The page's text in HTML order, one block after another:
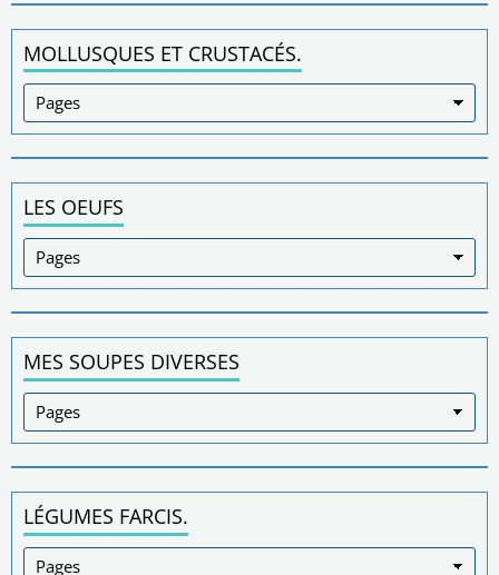
MOLLUSQUES ET CRUSTACÉS.
LES OEUFS
MES SOUPES DIVERSES
LÉGUMES FARCIS.